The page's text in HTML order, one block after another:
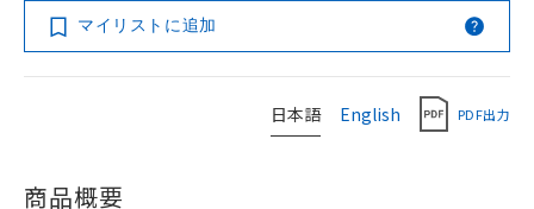
マイリストに追加
日本語 English PDF出力
商品概要